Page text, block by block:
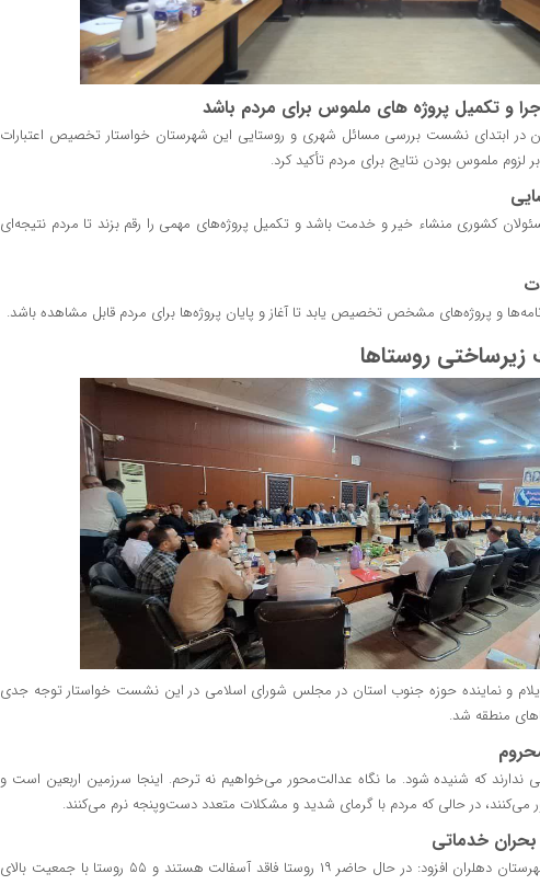
و تکمیل پروژه‌ های ملموس برای مردم باشد
در ابتدای نشست بررسی مسائل شهری و روستایی این شهرستان خواستار تخصیص اعتبارات
ملموس بودن نتایج برای مردم تأکید کرد.
کشوری منشاء خیر و خدمت باشد و تکمیل پروژه‌های مهمی را رقم بزند تا مردم نتیجه‌ای
و پروژه‌های مشخص تخصیص یابد تا آغاز و پایان پروژه‌ها برای مردم قابل مشاهده باشد.
روستاها
و نماینده حوزه جنوب استان در مجلس شورای اسلامی در این نشست خواستار توجه جدی
منطقه شد.
ندارند که شنیده شود. ما نگاه عدالت‌محور می‌خواهیم نه ترحم. اینجا سرزمین اربعین است و
دکتر چراغی با اشاره به وضعیت زیرساختی شهرستان دهلران افزود: در حال حاضر ۱۹ روستا فاقد آسفالت هستند و ۵۵ روستا با جمعیت بالای